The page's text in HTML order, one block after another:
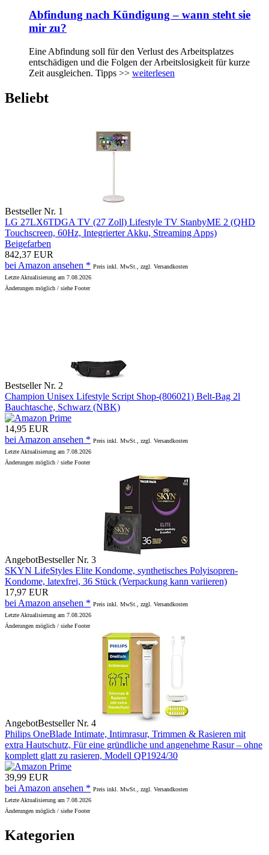
Abfindung nach Kündigung – wann steht sie
mir zu?
Eine Abfindung soll für den Verlust des Arbeitsplatzes
entschädigen und die Folgen der Arbeitslosigkeit für kurze
Zeit ausgleichen. Tipps >> weiterlesen
Beliebt
Bestseller Nr. 1
LG 27LX6TDGA TV (27 Zoll) Lifestyle TV StanbyME 2 (QHD
Touchscreen, 60Hz, Integrierter Akku, Streaming Apps)
Beigefarben
842,37 EUR
bei Amazon ansehen * Preis inkl. MwSt., zzgl. Versandkosten
Letzte Aktualisierung am 7.08.2026
Änderungen möglich / siehe Footer
Bestseller Nr. 2
Champion Unisex Lifestyle Script Shop-(806021) Belt-Bag 2l
Bauchtasche, Schwarz (NBK)
14,95 EUR
bei Amazon ansehen * Preis inkl. MwSt., zzgl. Versandkosten
Letzte Aktualisierung am 7.08.2026
Änderungen möglich / siehe Footer
AngebotBestseller Nr. 3
SKYN LifeStyles Elite Kondome, synthetisches Polyisopren-
Kondome, latexfrei, 36 Stück (Verpackung kann variieren)
17,97 EUR
bei Amazon ansehen * Preis inkl. MwSt., zzgl. Versandkosten
Letzte Aktualisierung am 7.08.2026
Änderungen möglich / siehe Footer
AngebotBestseller Nr. 4
Philips OneBlade Intimate, Intimrasur, Trimmen & Rasieren mit
extra Hautschutz, Für eine gründliche und angenehme Rasur – ohne
komplett glatt zu rasieren, Modell QP1924/30
39,99 EUR
bei Amazon ansehen * Preis inkl. MwSt., zzgl. Versandkosten
Letzte Aktualisierung am 7.08.2026
Änderungen möglich / siehe Footer
Kategorien